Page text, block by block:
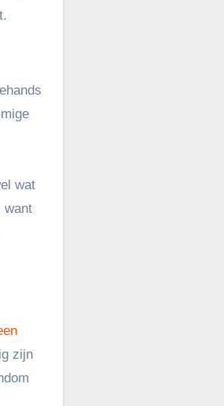
wat
want
zijn